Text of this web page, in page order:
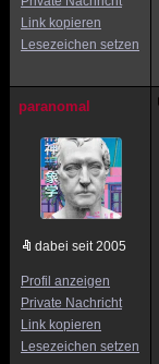
Link kopieren
Lesezeichen setzen
paranomal
dabei seit 2005
Profil anzeigen
Private Nachricht
Link kopieren
Lesezeichen setzen